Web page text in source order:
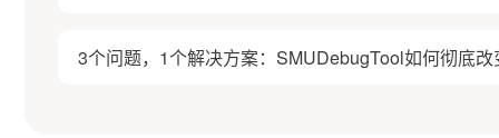
3个问题，1个解决方案：SMUDebugTool如何彻底